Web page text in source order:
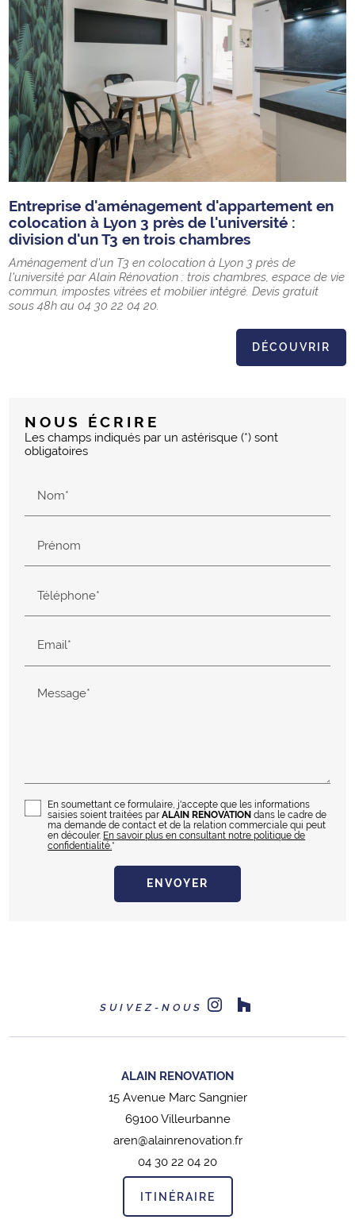
Entreprise d'aménagement d'appartement en
colocation à Lyon 3 près de l'université :
division d'un T3 en trois chambres
Aménagement d'un T3 en colocation à Lyon 3 près de
l'université par Alain Rénovation : trois chambres, espace de vie
commun, impostes vitrées et mobilier intégré. Devis gratuit
sous 48h au 04 30 22 04 20.
DÉCOUVRIR
NOUS ÉCRIRE
Les champs indiqués par un astérisque (*) sont
obligatoires
Nom*
Prénom
Téléphone*
Email*
Message*
En soumettant ce formulaire, j'accepte que les informations
saisies soient traitées parALAIN RENOVATION dans le cadre de
ma demande de contact et de la relation commerciale qui peut
en découler. En savoir plus en consultant notre politique de
confidentialité. *
SUIVEZ-NOUS
ALAIN RENOVATION
15 Avenue Marc Sangnier
69100 Villeurbanne
aren@alainrenovation.fr
04 30 22 04 20
ITINÉRAIRE